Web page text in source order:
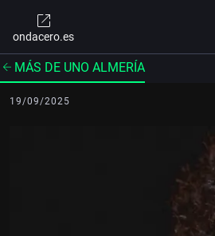
ondacero.es
MÁS DE UNO ALMERÍA
19/09/2025